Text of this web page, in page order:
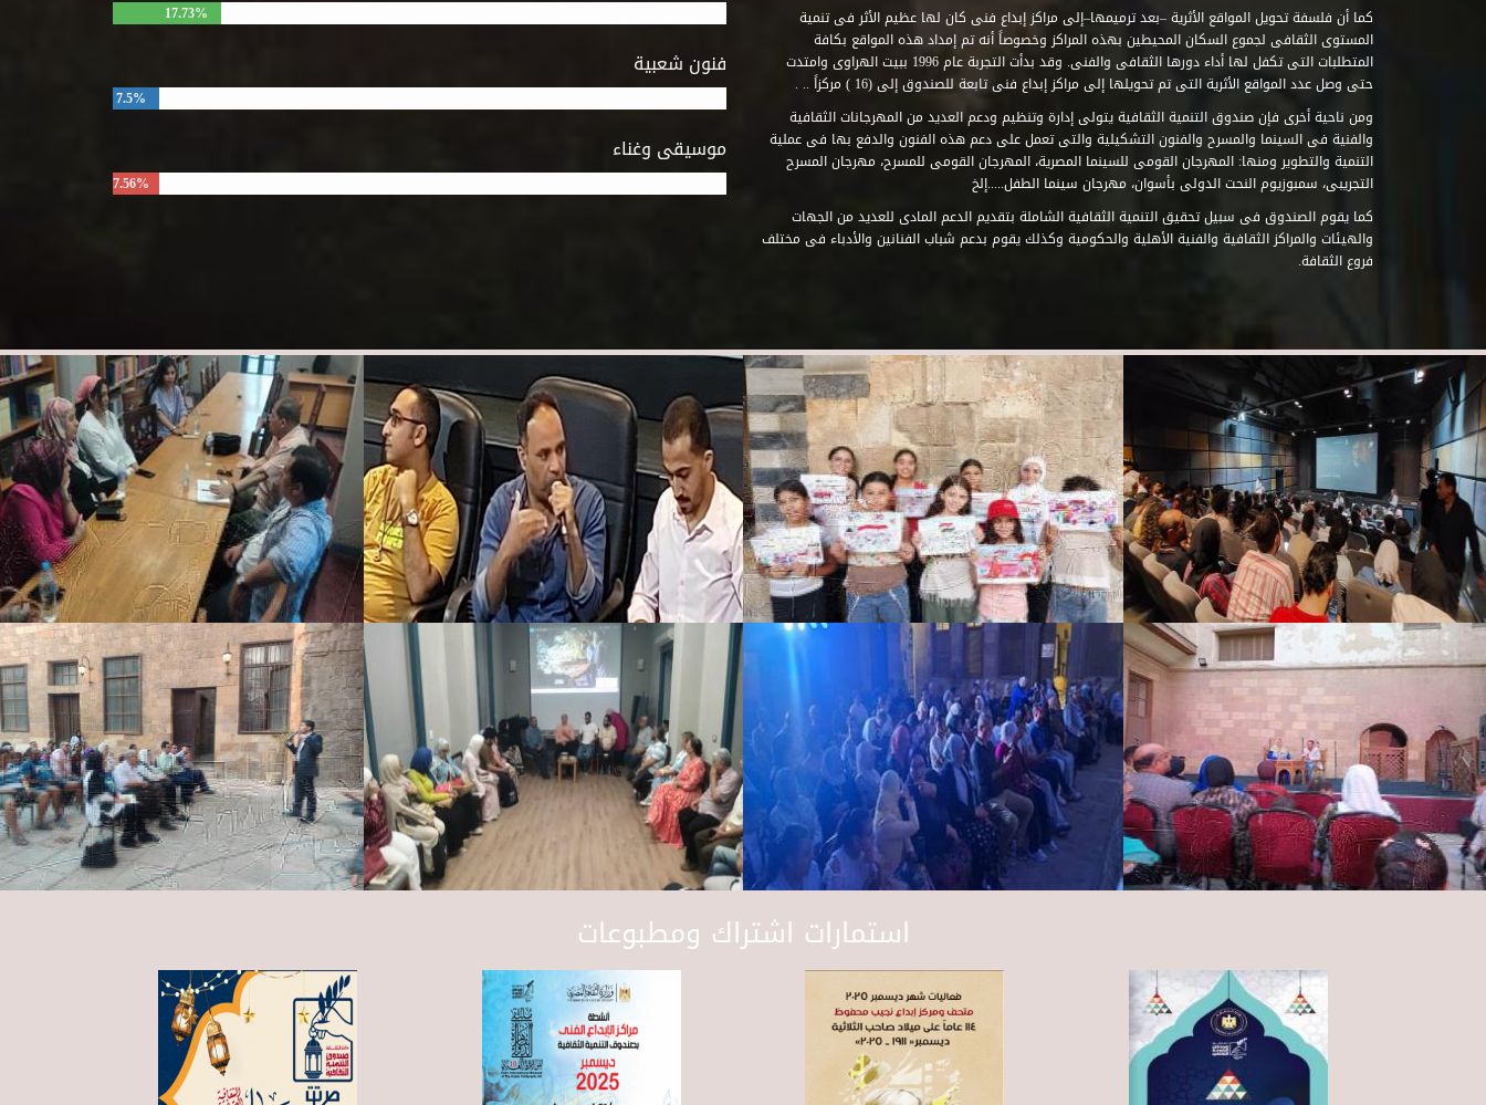
17.73%
فنون شعبية
7.5%
موسيقى وغناء
7.56%
كما أن فلسفة تحويل المواقع الأثرية –بعد ترميمها–إلى مراكز إبداع فنى كان لها عظيم الأثر فى تنمية
المستوى الثقافى لجموع السكان المحيطين بهذه المراكز وخصوصاً أنه تم إمداد هذه المواقع بكافة
المتطلبات التى تكفل لها أداء دورها الثقافى والفنى. وقد بدأت التجربة عام 1996 ببيت الهراوى وامتدت
حتى وصل عدد المواقع الأثرية التى تم تحويلها إلى مراكز إبداع فنى تابعة للصندوق إلى (16 ) مركزاً .. .
ومن ناحية أخرى فإن صندوق التنمية الثقافية يتولى إدارة وتنظيم ودعم العديد من المهرجانات الثقافية
والفنية فى السينما والمسرح والفنون التشكيلية والتى تعمل على دعم هذه الفنون والدفع بها فى عملية
التنمية والتطوير ومنها: المهرجان القومى للسينما المصرية، المهرجان القومى للمسرح، مهرجان المسرح
التجريبى، سمبوزيوم النحت الدولى بأسوان، مهرجان سينما الطفل.....إلخ
كما يقوم الصندوق فى سبيل تحقيق التنمية الثقافية الشاملة بتقديم الدعم المادى للعديد من الجهات
والهيئات والمراكز الثقافية والفنية الأهلية والحكومية وكذلك يقوم بدعم شباب الفنانين والأدباء فى مختلف
فروع الثقافة.
استمارات اشتراك ومطبوعات